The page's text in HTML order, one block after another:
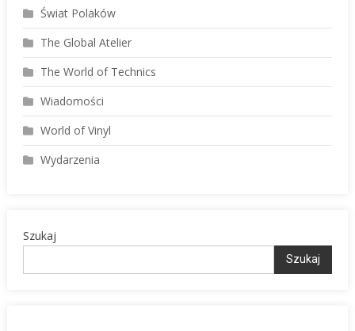
Świat Polaków
The Global Atelier
The World of Technics
Wiadomości
World of Vinyl
Wydarzenia
Szukaj
Szukaj